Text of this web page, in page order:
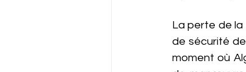
La perte de la
de sécurité
moment où